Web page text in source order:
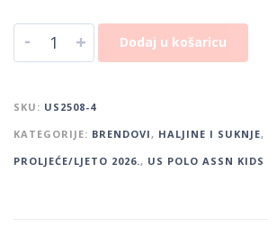
- + Dodaj u košaricu
SKU: US2508-4
KATEGORIJE: BRENDOVI, HALJINE I SUKNJE,
PROLJEĆE/LJETO 2026., US POLO ASSN KIDS